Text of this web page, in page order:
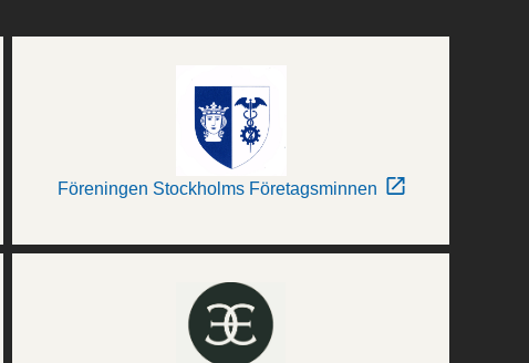
Föreningen Stockholms Företagsminnen